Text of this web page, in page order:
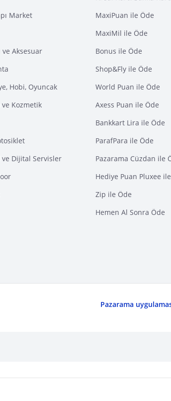
Market
Aksesuar
Hobi, Oyuncak
ve Kozmetik
ve Dijital Servisler
MaxiPuan ile Öde
MaxiMil ile Öde
Bonus ile Öde
Shop&Fly ile Öde
World Puan ile Öde
Axess Puan ile Öde
Bankkart Lira ile Öde
ParafPara ile Öde
Pazarama Cüzdan ile
Hediye Puan Pluxee
Zip ile Öde
Hemen Al Sonra Öde
Pazarama